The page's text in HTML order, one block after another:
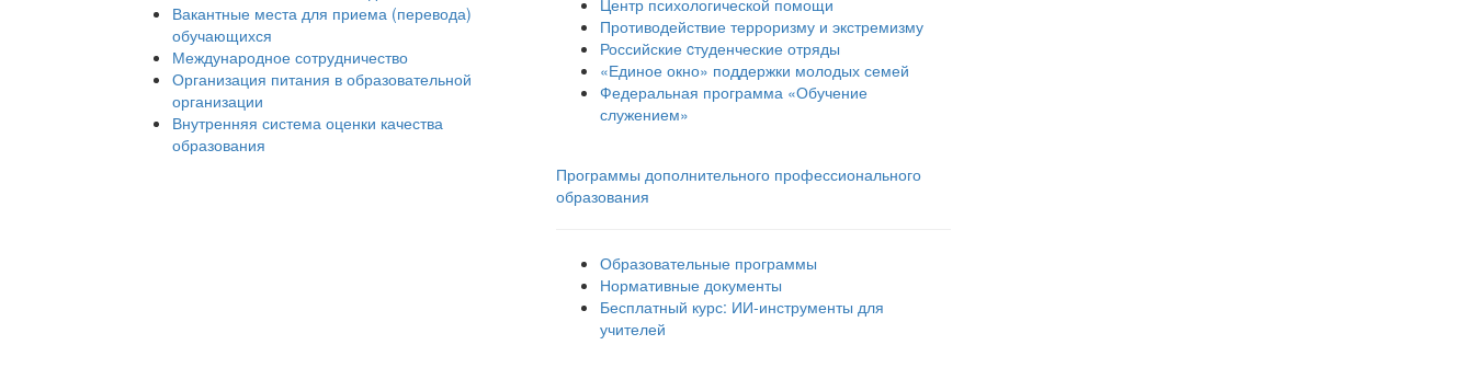
Вакантные места для приема (перевода)
обучающихся
Международное сотрудничество
Организация питания в образовательной
организации
Внутренняя система оценки качества
образования
Противодействие терроризму и экстремизму
Российские cтуденческие отряды
«Единое окно» поддержки молодых семей
Федеральная программа «Обучение
служением»
Программы дополнительного профессионального
образования
Образовательные программы
Нормативные документы
Бесплатный курс: ИИ‑инструменты для
учителей